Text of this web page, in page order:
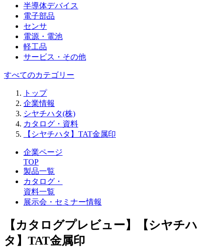
半導体デバイス
電子部品
センサ
電源・電池
軽工品
サービス・その他
すべてのカテゴリー
トップ
企業情報
シヤチハタ(株)
カタログ・資料
【シヤチハタ】TAT金属印
企業ページ
TOP
製品一覧
カタログ・
資料一覧
展示会・セミナー情報
【カタログプレビュー】【シヤチハ
タ】TAT金属印